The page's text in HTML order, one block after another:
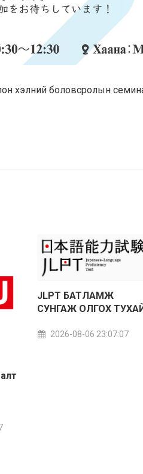
хэлний боловсролын
JLPT БАТЛАМЖ
СУНГАЖ ОЛГОХ
2026-08-06 23:07:07